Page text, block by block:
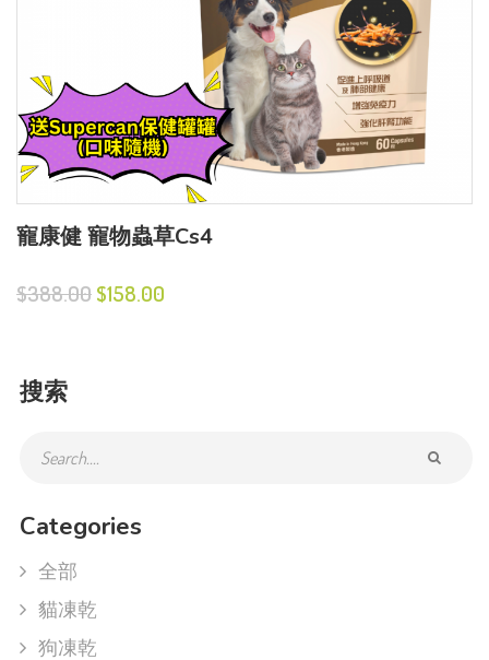
寵康健 寵物蟲草Cs4
$388.00 $158.00
搜索
Categories
全部
貓凍乾
狗凍乾